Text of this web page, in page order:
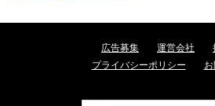
広告募集 運営会社
プライバシーポリシー